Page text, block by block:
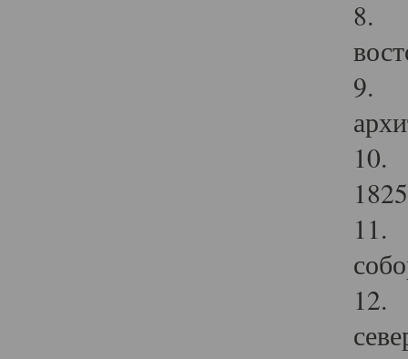
8.
9.
10.
11.
12.